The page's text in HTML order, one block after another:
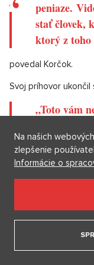
odkázal Pellegrinimu.
„Som
výsledok
reagoval Korčok.
Korčok želá
„Videli sme,
stať človek,
kampaň,
peniaze.
stať človek,
ktorý z
povedal Korčok.
Na našich
zlepšenie
Informácie o